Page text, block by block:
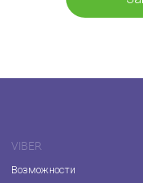
VIBER
Возможности